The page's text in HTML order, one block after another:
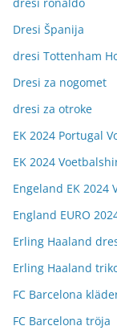
Dresi Španija
dresi Tottenham
Dresi za nogomet
dresi za otroke
EK 2024 Portugal
EK 2024
Engeland EK 2024
England EURO
Erling Haaland
Erling Haaland
FC Barcelona
FC Barcelona tröja